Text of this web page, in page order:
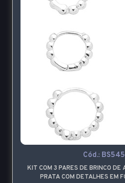
Cód.:
KIT COM 3 PARES DE BRINCO DE
PRATA COM DETALHES EM